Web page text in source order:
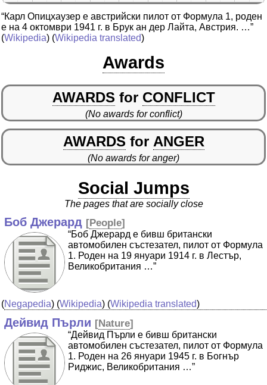
“Карл Опицхаузер е австрийски пилот от Формула 1, роден
е на 4 октомври 1941 г. в Брук ан дер Лайта, Австрия. …”
(Wikipedia) (Wikipedia translated)
Awards
AWARDS for CONFLICT
(No awards for conflict)
AWARDS for ANGER
(No awards for anger)
Social Jumps
The pages that are socially close
Боб Джерард [People]
“Боб Джерард е бивш британски
автомобилен състезател, пилот от Формула
1. Роден на 19 януари 1914 г. в Лестър,
Великобритания …”
(Negapedia) (Wikipedia) (Wikipedia translated)
Дейвид Пърли [Nature]
“Дейвид Пърли е бивш британски
автомобилен състезател, пилот от Формула
1. Роден на 26 януари 1945 г. в Богнър
Риджис, Великобритания …”